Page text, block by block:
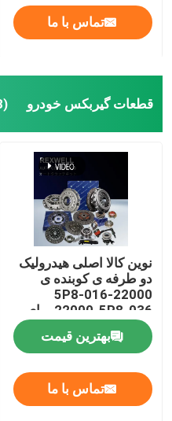
تماس با ما
قطعات گیربکس خودرو (133)
نوین کالا اصلی هیدرولیک
دو طرفه ی کوبنده ی
22000-5P8-016
22000-5P8-036 برای
کیت کوبنده ی هوندا
220005P8036بهترین قیمت
تماس با ما